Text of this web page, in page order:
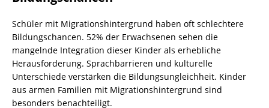
Schüler mit Migrationshintergrund haben oft schlechtere
Bildungschancen. 52% der Erwachsenen sehen die
mangelnde Integration dieser Kinder als erhebliche
Herausforderung. Sprachbarrieren und kulturelle
Unterschiede verstärken die Bildungsungleichheit. Kinder
aus armen Familien mit Migrationshintergrund sind
besonders benachteiligt.